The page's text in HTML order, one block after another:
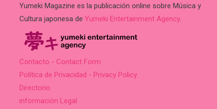
Yumeki Magazine es la publicación online sobre Música y
Cultura japonesa de Yumeki Entertainment Agency.
Contacto - Contact Form
Política de Privacidad - Privacy Policy
Directorio
información Legal